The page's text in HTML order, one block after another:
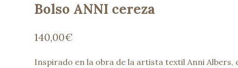
Bolso ANNI cereza
140,00€
Inspirado en la obra de la artista textil Anni Albers,